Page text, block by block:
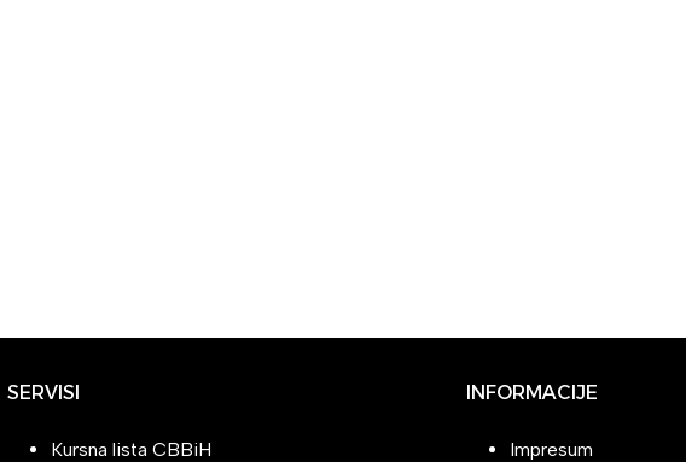
SERVISI
Kursna lista CBBiH
INFORMACIJE
Impresum